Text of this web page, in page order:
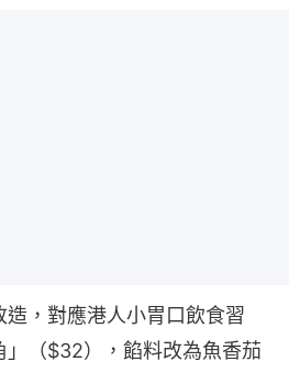
，對應港人小胃口飲食習
」（$32），餡料改為魚香茄